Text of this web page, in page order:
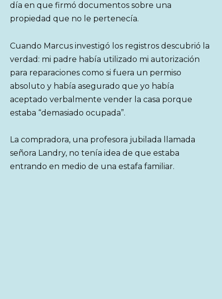
día en que firmó documentos sobre una
propiedad que no le pertenecía.
Cuando Marcus investigó los registros descubrió la
verdad: mi padre había utilizado mi autorización
para reparaciones como si fuera un permiso
absoluto y había asegurado que yo había
aceptado verbalmente vender la casa porque
estaba “demasiado ocupada”.
La compradora, una profesora jubilada llamada
señora Landry, no tenía idea de que estaba
entrando en medio de una estafa familiar.